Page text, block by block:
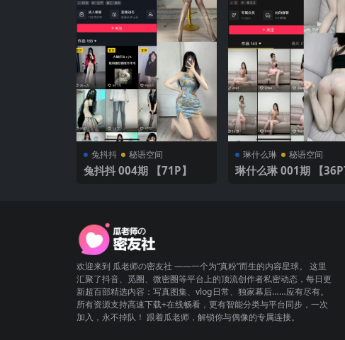
兔抖抖 秘语空间
兔抖抖 004期 【71P】
琳什么琳 秘语空间
琳什么琳 001期 【36P7
欢迎来到 瓜老师の密友社 ——一个为“真粉”而生的内容星球。 这里
汇聚了抖音、觅圈、微密圈等平台上的顶流创作者私密动态，每日更
新超百部精选内容：写真图集、vlog日常、独家幕后……应有尽有。
所有资源支持高速下载+在线畅看，更有智能分类与平台同步，一次
加入，永不掉队！ 跟着瓜老师，解锁你与偶像的专属连接。